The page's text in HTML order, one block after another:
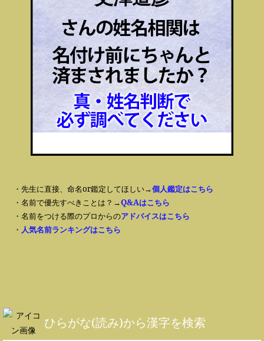
・先生に直接、命名or鑑定してほしい→個人鑑定はこちら
・名前で優先すべきことは？→Q&Aはこちら
・名前をつける際のプロからのアドバイスはこちら
・ 人気名前ランキングはこちら
ひらがな(読み)から漢字を検索